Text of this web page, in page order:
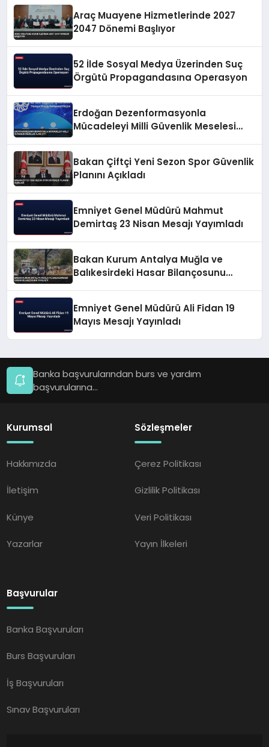
Araç Muayene Hizmetlerinde 2027
2047 Dönemi Başlıyor
52 İlde Sosyal Medya Üzerinden Suç
Örgütü Propagandasına Operasyon
Erdoğan Dezenformasyonla
Mücadeleyi Milli Güvenlik Meselesi
Bakan Çiftçi Yeni Sezon Spor Güvenlik
Planını Açıkladı
Emniyet Genel Müdürü Mahmut
Demirtaş 23 Nisan Mesajı Yayımladı
Bakan Kurum Antalya Muğla ve
Balıkesirdeki Hasar Bilançosunu
Emniyet Genel Müdürü Ali Fidan 19
Mayıs Mesajı Yayınladı
Banka başvurularından burs ve yardım
başvurularına...
Kurumsal
Hakkımızda
İletişim
Künye
Yazarlar
Sözleşmeler
Çerez Politikası
Gizlilik Politikası
Veri Politikası
Yayın İlkeleri
Başvurular
Banka Başvuruları
Burs Başvuruları
İş Başvuruları
Sınav Başvuruları